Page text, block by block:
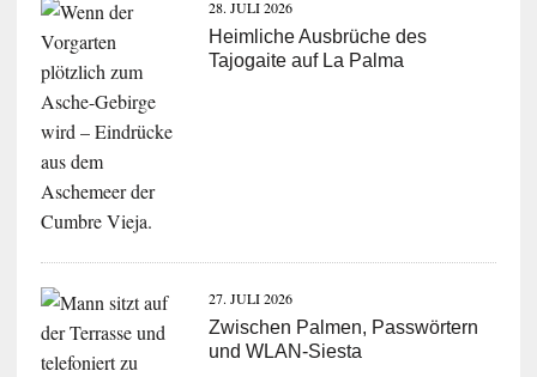
28. JULI 2026
Heimliche Ausbrüche des
Tajogaite auf La Palma
27. JULI 2026
Zwischen Palmen, Passwörtern
und WLAN-Siesta